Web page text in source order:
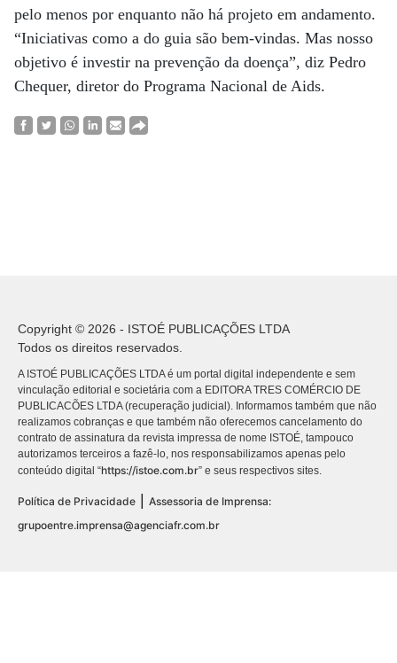
pelo menos por enquanto não há projeto em andamento.
“Iniciativas como a do guia são bem-vindas. Mas nosso
objetivo é investir na prevenção da doença”, diz Pedro
Chequer, diretor do Programa Nacional de Aids.
Copyright © 2026 - ISTOÉ PUBLICAÇÕES LTDA
Todos os direitos reservados.
A ISTOÉ PUBLICAÇÕES LTDA é um portal digital independente e sem
vinculação editorial e societária com a EDITORA TRES COMÉRCIO DE
PUBLICACÕES LTDA (recuperação judicial). Informamos também que não
realizamos cobranças e que também não oferecemos cancelamento do
contrato de assinatura da revista impressa de nome ISTOÉ, tampouco
autorizamos terceiros a fazê-lo, nos responsabilizamos apenas pelo
conteúdo digital “https://istoe.com.br” e seus respectivos sites.
Política de Privacidade
Assessoria de Imprensa:
grupoentre.imprensa@agenciafr.com.br